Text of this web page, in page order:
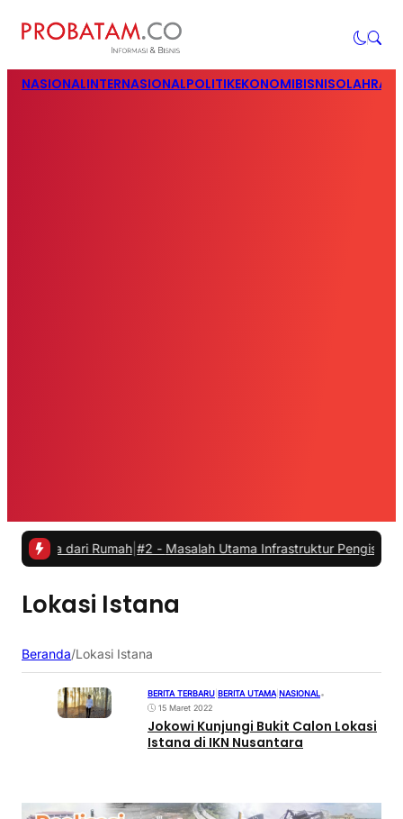
NASIONALINTERNASIONALPOLITIKEKONOMIBISNIS
dari Rumah |#2 -Masalah Utama Infrastruktur Pengisian Daya
Lokasi Istana
Beranda/Lokasi Istana
BERITA TERBARU BERITA UTAMA NASIONAL•
15 Maret 2022
Jokowi Kunjungi Bukit Calon Lokasi
Istana di IKN Nusantara